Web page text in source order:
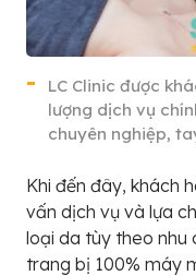
LC Clinic được
lượng dịch vụ
chuyên nghiệp,
Khi đến đây, khách
vấn dịch vụ và lựa
loại da tùy theo nhu
trang bị 100% máy